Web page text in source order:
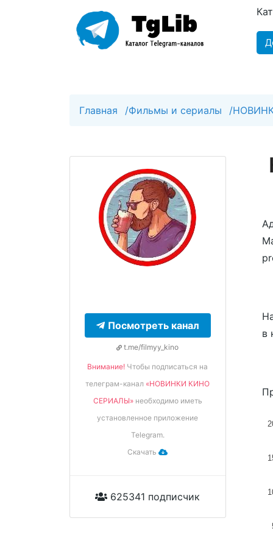
Главная /Фильмы и сериалы /
Посмотреть канал
t.me/filmyy_kino
Внимание! Чтобы подписаться на
телеграм-канал «НОВИНКИ КИНО
СЕРИАЛЫ»необходимо иметь
установленное приложение
Telegram.
Скачать
625341 подписчик
в